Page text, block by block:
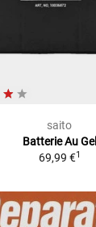
saito
Batterie Au Gel
69,99 €1